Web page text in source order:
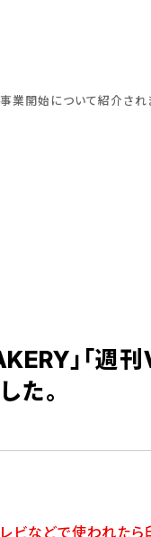
業開始について紹介され
」「
た。
などで使われたら